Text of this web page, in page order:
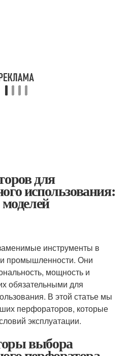
для
использования:
инструменты в
и промышленности. Они
мощность и
обязательными для
В этой статье мы
перфораторов, которые
эксплуатации.
выбора